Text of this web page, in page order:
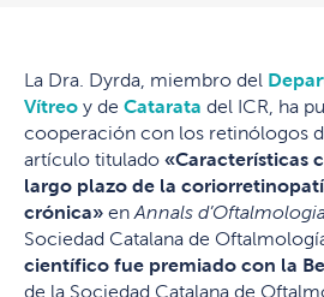
La Dra. Dyrda, miembro del
Vítreo y de Catarata del ICR, ha
cooperación con los retinólogos
artículo titulado «Características
largo plazo de la
crónica» en Annals
Sociedad Catalana de
científico fue premiado con la
de la Sociedad Catalana de